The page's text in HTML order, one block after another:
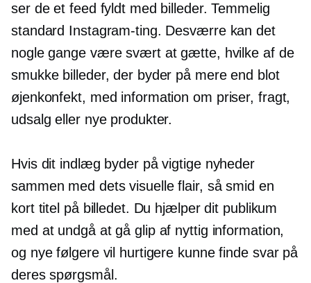
ser de et feed fyldt med billeder. Temmelig
standard Instagram-ting. Desværre kan det
nogle gange være svært at gætte, hvilke af de
smukke billeder, der byder på mere end blot
øjenkonfekt, med information om priser, fragt,
udsalg eller nye produkter.
Hvis dit indlæg byder på vigtige nyheder
sammen med dets visuelle flair, så smid en
kort titel på billedet. Du hjælper dit publikum
med at undgå at gå glip af nyttig information,
og nye følgere vil hurtigere kunne finde svar på
deres spørgsmål.